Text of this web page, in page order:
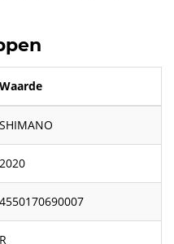
Waarde
SHIMANO
2020
4550170690007
R